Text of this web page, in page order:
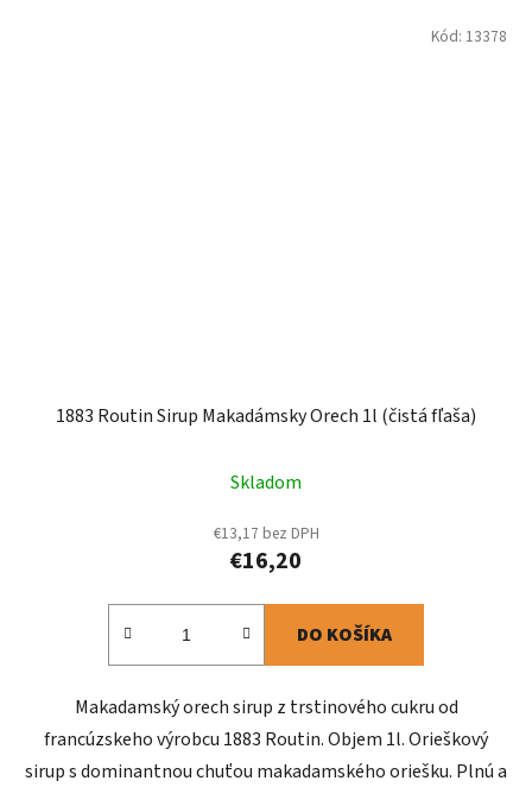
1883 Routin Sirup Makadámsky Orech 1l (čistá fľaša)
Skladom
€13,17 bez DPH
€16,20
DO KOŠÍKA
Makadamský orech sirup z trstinového cukru od
francúzskeho výrobcu 1883 Routin. Objem 1l. Orieškový
sirup s dominantnou chuťou makadamského oriešku. Plnú a
Kód: 13378